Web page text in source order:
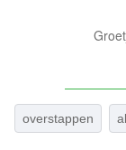
overstappen